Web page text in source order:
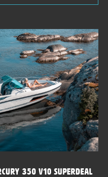
350 V10 Superdeal